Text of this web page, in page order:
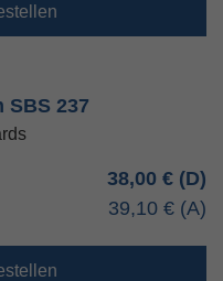
SBS 237
38,00 €
39,10 €